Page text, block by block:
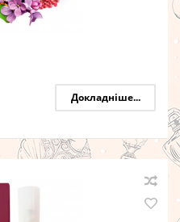
Докладніше...